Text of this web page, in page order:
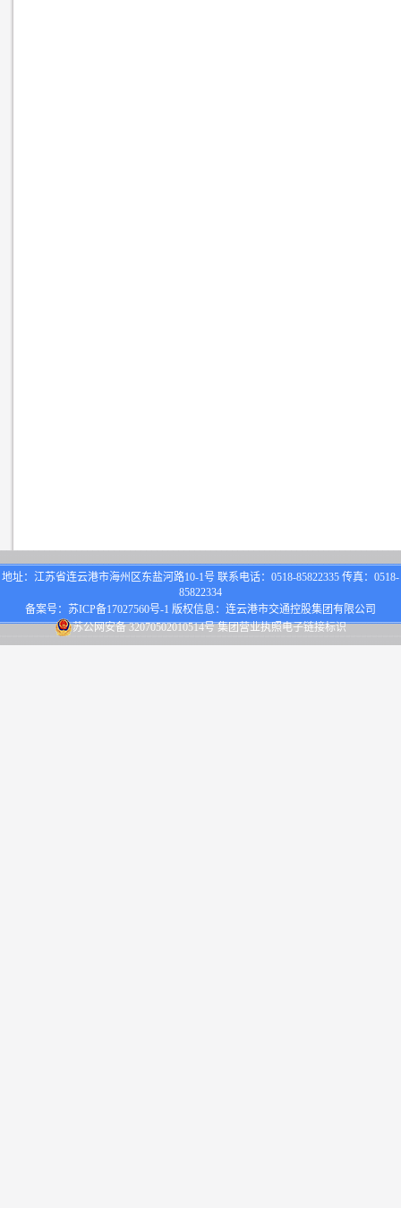
地址：江苏省连云港市海州区东盐河路10-1号 联系电话：0518-85822335 传真：0518-
85822334
备案号： 苏ICP备17027560号-1 版权信息：连云港市交通控股集团有限公司
苏公网安备 32070502010514号 集团营业执照电子链接标识